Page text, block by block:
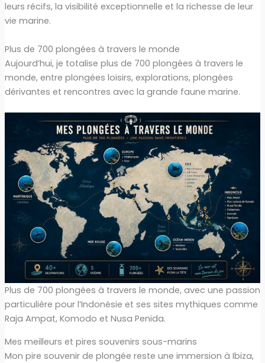
leurs récifs, la visibilité exceptionnelle et la richesse de leur
vie marine.
Plus de 700 plongées à travers le monde
Aujourd’hui, je totalise plus de 700 plongées à travers le
monde, entre plongées loisirs, explorations, plongées
dérivantes et rencontres avec la grande faune marine.
Plus de 700 plongées à travers le monde, avec une passion
particulière pour l’Indonésie et ses sites mythiques comme
Raja Ampat, Komodo et Nusa Penida.
Mes meilleurs et pires souvenirs sous-marins
Mon pire souvenir de plongée reste une immersion à Ibiza,